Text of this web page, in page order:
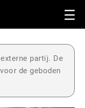
partij. De
de geboden